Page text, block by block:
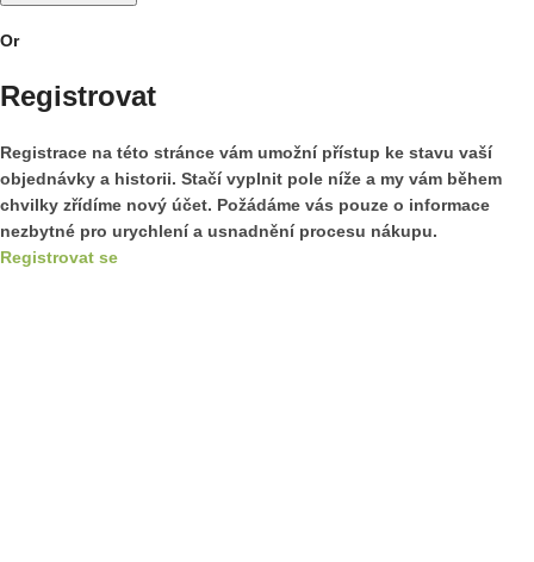
Or
Registrovat
Registrace na této stránce vám umožní přístup ke stavu vaší
objednávky a historii. Stačí vyplnit pole níže a my vám během
chvilky zřídíme nový účet. Požádáme vás pouze o informace
nezbytné pro urychlení a usnadnění procesu nákupu.
Registrovat se